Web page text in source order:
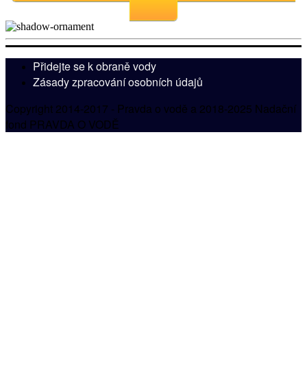
Přidejte se k obraně vody
Zásady zpracování osobních údajů
Copyright 2014-2017 - Pravda o vodě a 2018-2025 Nadační
fond PRAVDA O VODĚ